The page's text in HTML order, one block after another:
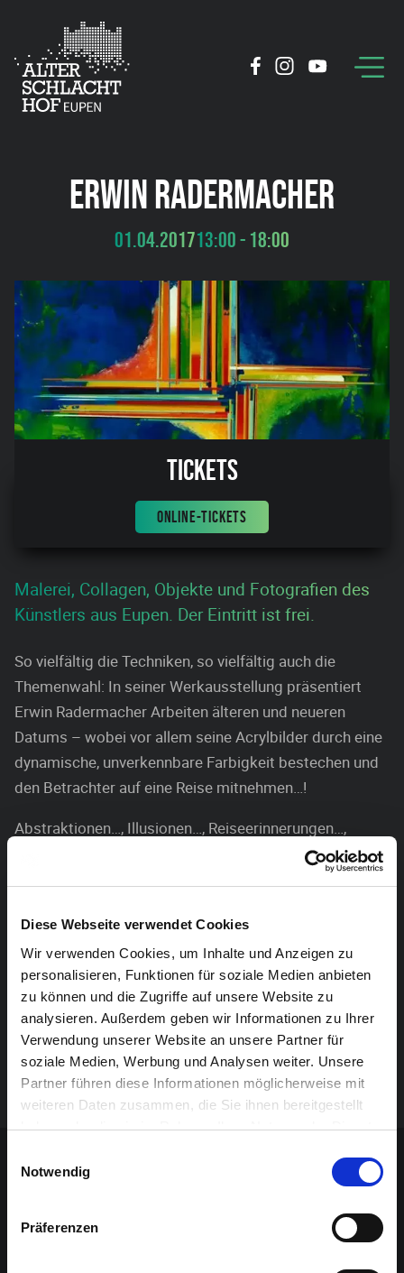
Diese Webseite verwendet Cookies
Wir verwenden Cookies, um Inhalte und Anzeigen zu
personalisieren, Funktionen für soziale Medien anbieten
zu können und die Zugriffe auf unsere Website zu
analysieren. Außerdem geben wir Informationen zu Ihrer
Verwendung unserer Website an unsere Partner für
soziale Medien, Werbung und Analysen weiter. Unsere
Partner führen diese Informationen möglicherweise mit
weiteren Daten zusammen, die Sie ihnen bereitgestellt
haben oder die sie im Rahmen Ihrer Nutzung der Dienste
Notwendig
Präferenzen
ERWIN RADERMACHER
01.04.201713:00 - 18:00
Tickets
ONLINE-TICKETS
Malerei, Collagen, Objekte und Fotografien des
Künstlers aus Eupen. Der Eintritt ist frei.
So vielfältig die Techniken, so vielfältig auch die
Themenwahl: In seiner Werkausstellung präsentiert
Erwin Radermacher Arbeiten älteren und neueren
Datums – wobei vor allem seine Acrylbilder durch eine
dynamische, unverkennbare Farbigkeit bestechen und
den Betrachter auf eine Reise mitnehmen…!
Abstraktionen…, Illusionen…, Reiseerinnerungen…,
kritisches Hinterfragen… – all das passt nicht ohne
Weiteres in eine Schublade und darf vom Betrachter
Erwin Radermacher, Jahrgang ’56, hat bisher an 33
Einzel- und Gruppenausstellungen im In- und Ausland
teilgenommen.
Er ist am heutigen Ausstellungstag anwesend und
steht Ihnen für ein persönliches Gespräch gerne zur
Verfügung.
Sponsoren-Inhalt